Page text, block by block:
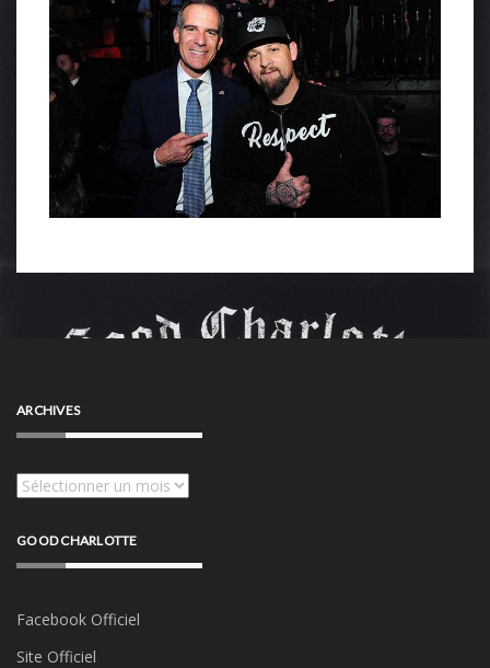
ARCHIVES
Archives
GOOD CHARLOTTE
Facebook Officiel
Site Officiel